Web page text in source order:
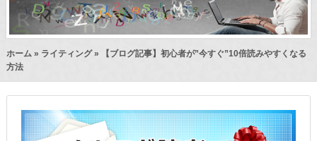
ホーム » ライティング» 【ブログ記事】初心者が”今すぐ”10倍読みやすくなる
方法